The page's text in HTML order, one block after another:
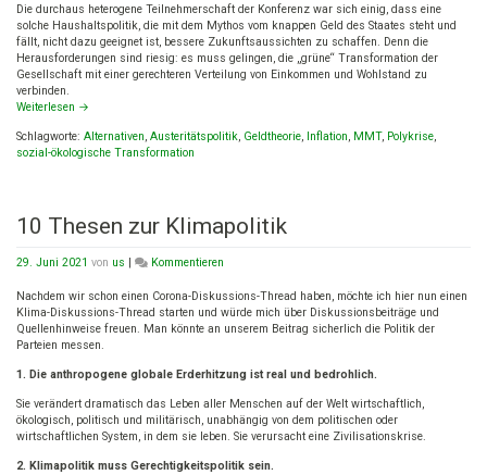
Die durchaus heterogene Teilnehmerschaft der Konferenz war sich einig, dass eine
solche Haushaltspolitik, die mit dem Mythos vom knappen Geld des Staates steht und
fällt, nicht dazu geeignet ist, bessere Zukunftsaussichten zu schaffen. Denn die
Herausforderungen sind riesig: es muss gelingen, die „grüne“ Transformation der
Gesellschaft mit einer gerechteren Verteilung von Einkommen und Wohlstand zu
verbinden.
Weiterlesen →
Schlagworte: Alternativen, Austeritätspolitik, Geldtheorie, Inflation, MMT, Polykrise,
sozial-ökologische Transformation
10 Thesen zur Klimapolitik
29. Juni 2021 von us Kommentieren
Thesen
zur
Klimapolitik
Nachdem wir schon einen Corona-Diskussions-Thread haben, möchte ich hier nun einen
Klima-Diskussions-Thread starten und würde mich über Diskussionsbeiträge und
Quellenhinweise freuen. Man könnte an unserem Beitrag sicherlich die Politik der
Parteien messen.
1. Die anthropogene globale Erderhitzung ist real und bedrohlich.
Sie verändert dramatisch das Leben aller Menschen auf der Welt wirtschaftlich,
ökologisch, politisch und militärisch, unabhängig von dem politischen oder
wirtschaftlichen System, in dem sie leben. Sie verursacht eine Zivilisationskrise.
2. Klimapolitik muss Gerechtigkeitspolitik sein.